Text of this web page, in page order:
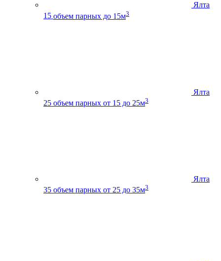
Ялта
15 объем парных до 15м3
Ялта
25 объем парных от 15 до 25м3
Ялта
35 объем парных от 25 до 35м3